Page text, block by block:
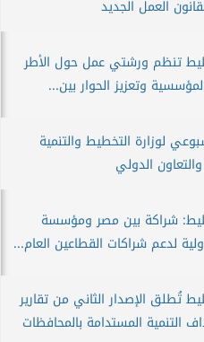
العمل الجديد
تنظم ورشتي عمل حول الأطر
وتعزيز الحوار بين...
لوزارة التخطيط والتنمية
الدولي
شراكة بين مصر ومؤسسة
لدعم شراكات القطاعين العام...
تُطلق الإصدار الثاني من تقارير
التنمية المستدامة بالمحافظات